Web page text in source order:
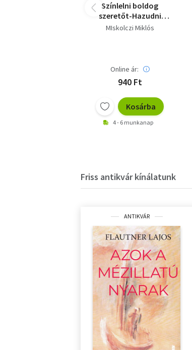
Színlelni boldog
szeretőt-Hazudni
boldog hitvest
MIskolczi Miklós
Online ár:
940 Ft
Kosárba
4 - 6 munkanap
Friss antikvár kínálatunk
ANTIKVÁR